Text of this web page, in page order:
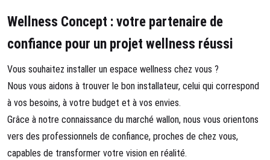
Wellness Concept : votre partenaire de
confiance pour un projet wellness réussi
Vous souhaitez installer un espace wellness chez vous ?
Nous vous aidons à trouver le bon installateur, celui qui correspond
à vos besoins, à votre budget et à vos envies.
Grâce à notre connaissance du marché wallon, nous vous orientons
vers des professionnels de confiance, proches de chez vous,
capables de transformer votre vision en réalité.